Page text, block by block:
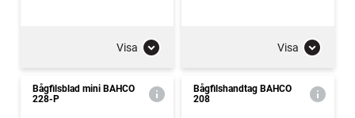
Visa Visa
Bågfilsblad mini BAHCO
228-P
Bågfilshandtag BAHCO
208